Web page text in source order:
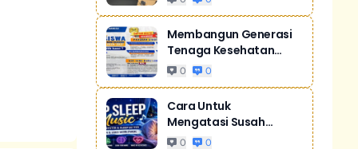
Membangun Generasi
Tenaga Kesehatan
Unggul Dan Men...
0 0
Cara Untuk
Mengatasi Susah
Tidur Akibat Stres
0 0